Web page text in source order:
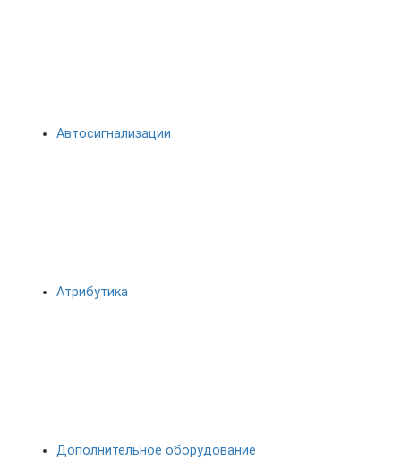
Автосигнализации
Атрибутика
Дополнительное оборудование